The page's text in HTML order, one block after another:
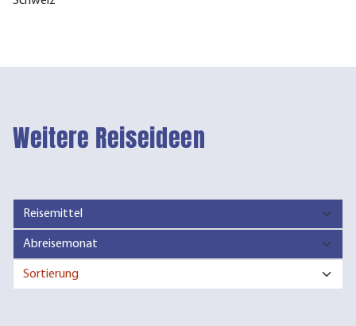
Weitere Reiseideen